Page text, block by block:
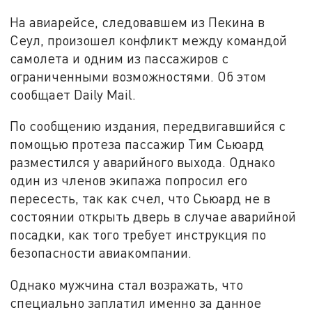
На авиарейсе, следовавшем из Пекина в
Сеул, произошел конфликт между командой
самолета и одним из пассажиров с
ограниченными возможностями. Об этом
сообщает Daily Mail.
По сообщению издания, передвигавшийся с
помощью протеза пассажир Тим Сьюард
разместился у аварийного выхода. Однако
один из членов экипажа попросил его
пересесть, так как счел, что Сьюард не в
состоянии открыть дверь в случае аварийной
посадки, как того требует инструкция по
безопасности авиакомпании.
Однако мужчина стал возражать, что
специально заплатил именно за данное